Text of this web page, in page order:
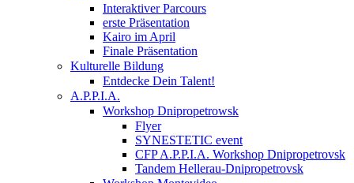
Interaktiver Parcours
erste Präsentation
Kairo im April
Finale Präsentation
Kulturelle Bildung
Entdecke Dein Talent!
A.P.P.I.A.
Workshop Dnipropetrowsk
Flyer
SYNESTETIC event
CFP A.P.P.I.A. Workshop Dnipropetrovsk
Tandem Hellerau-Dnipropetrovsk